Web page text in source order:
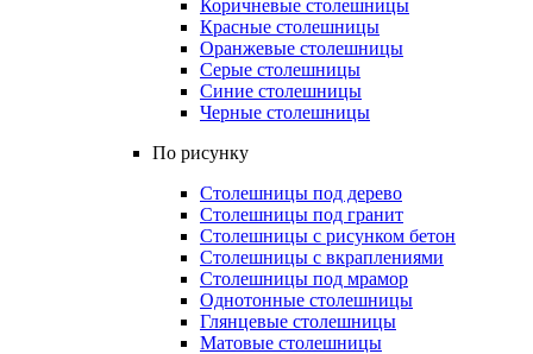
Коричневые столешницы
Красные столешницы
Оранжевые столешницы
Серые столешницы
Синие столешницы
Черные столешницы
По рисунку
Столешницы под дерево
Столешницы под гранит
Столешницы с рисунком бетон
Столешницы с вкраплениями
Столешницы под мрамор
Однотонные столешницы
Глянцевые столешницы
Матовые столешницы